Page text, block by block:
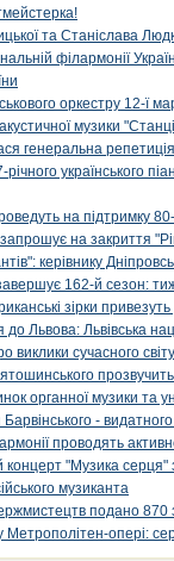
та Станіслава
філармонії
оркестру 12-ї
музики
генеральна
українського
на підтримку
на закриття
керівнику
162-й сезон:
зірки
Львова: Львівська
сучасного світу
органної музики та
-
проводять
концерт "Музика
музиканта
подано 870
у Метрополітен-опері: